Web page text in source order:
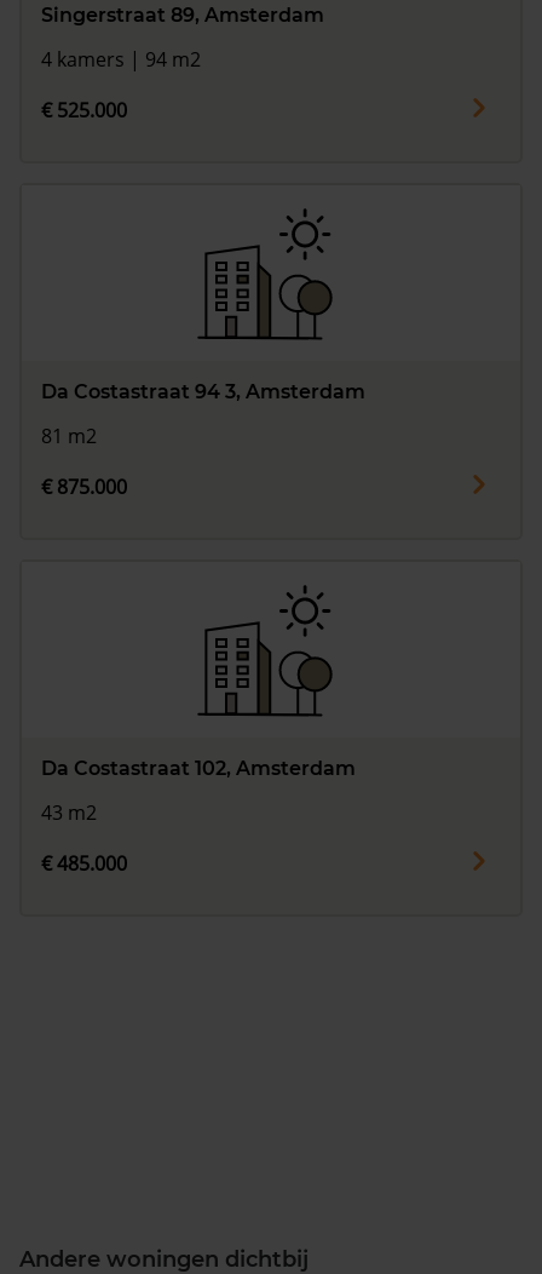
Singerstraat 89, Amsterdam
4 kamers | 94 m2
€ 525.000
Da Costastraat 94 3, Amsterdam
81 m2
€ 875.000
Da Costastraat 102, Amsterdam
43 m2
€ 485.000
Andere woningen dichtbij